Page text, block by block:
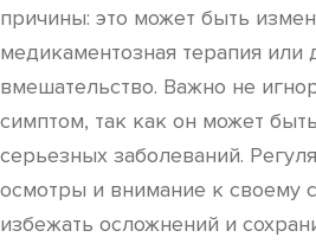
причины: это может быть
медикаментозная терапия или
вмешательство. Важно не
симптом, так как он может
серьезных заболеваний.
осмотры и внимание к своему
избежать осложнений и